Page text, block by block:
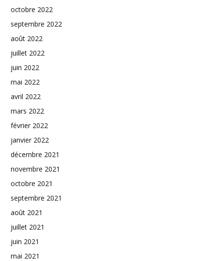
octobre 2022
septembre 2022
août 2022
juillet 2022
juin 2022
mai 2022
avril 2022
mars 2022
février 2022
janvier 2022
décembre 2021
novembre 2021
octobre 2021
septembre 2021
août 2021
juillet 2021
juin 2021
mai 2021